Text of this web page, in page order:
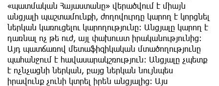
«պատմական Հայաստանը» վերածվում է միայն
անցյալի պաշտամունքի, ժողովուրդը կարող է կորցնել
ներկան կառուցելու կարողությունը։ Անցյալը կարող է
դառնալ ոչ թե ուժ, այլ փախուստ իրականությունից։
Այդ պատճառով մետաֆիզիկական մտածողությունը
պահանջում է հավասարակշռություն։ Անցյալը չպետք
է ոչնչացնի ներկան, բայց ներկան նույնպես
իրավունք չունի կտրել իրեն անցյալից։ Այս